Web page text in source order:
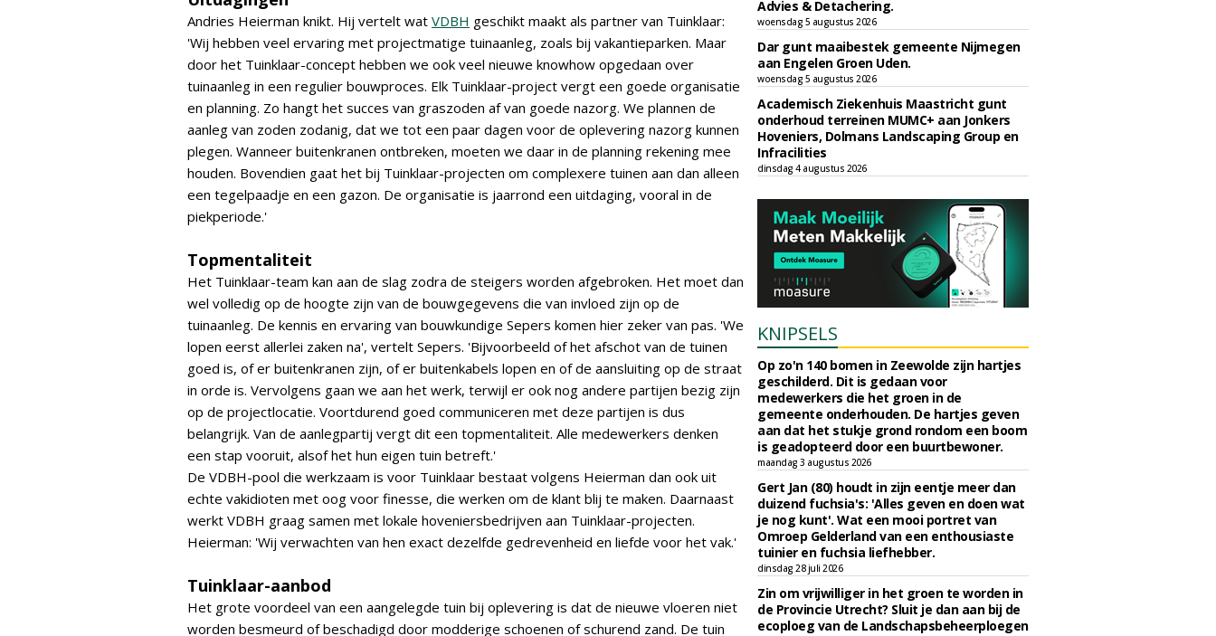
Andries Heierman knikt. Hij vertelt wat VDBH geschikt maakt als partner van Tuinklaar:
'Wij hebben veel ervaring met projectmatige tuinaanleg, zoals bij vakantieparken. Maar
door het Tuinklaar-concept hebben we ook veel nieuwe knowhow opgedaan over
tuinaanleg in een regulier bouwproces. Elk Tuinklaar-project vergt een goede organisatie
en planning. Zo hangt het succes van graszoden af van goede nazorg. We plannen de
aanleg van zoden zodanig, dat we tot een paar dagen voor de oplevering nazorg kunnen
plegen. Wanneer buitenkranen ontbreken, moeten we daar in de planning rekening mee
houden. Bovendien gaat het bij Tuinklaar-projecten om complexere tuinen aan dan alleen
een tegelpaadje en een gazon. De organisatie is jaarrond een uitdaging, vooral in de
piekperiode.'
Topmentaliteit
Het Tuinklaar-team kan aan de slag zodra de steigers worden afgebroken. Het moet dan
wel volledig op de hoogte zijn van de bouwgegevens die van invloed zijn op de
tuinaanleg. De kennis en ervaring van bouwkundige Sepers komen hier zeker van pas. 'We
lopen eerst allerlei zaken na', vertelt Sepers. 'Bijvoorbeeld of het afschot van de tuinen
goed is, of er buitenkranen zijn, of er buitenkabels lopen en of de aansluiting op de straat
in orde is. Vervolgens gaan we aan het werk, terwijl er ook nog andere partijen bezig zijn
op de projectlocatie. Voortdurend goed communiceren met deze partijen is dus
belangrijk. Van de aanlegpartij vergt dit een topmentaliteit. Alle medewerkers denken
een stap vooruit, alsof het hun eigen tuin betreft.'
De VDBH-pool die werkzaam is voor Tuinklaar bestaat volgens Heierman dan ook uit
echte vakidioten met oog voor finesse, die werken om de klant blij te maken. Daarnaast
werkt VDBH graag samen met lokale hoveniersbedrijven aan Tuinklaar-projecten.
Heierman: 'Wij verwachten van hen exact dezelfde gedrevenheid en liefde voor het vak.'
Tuinklaar-aanbod
Het grote voordeel van een aangelegde tuin bij oplevering is dat de nieuwe vloeren niet
worden besmeurd of beschadigd door modderige schoenen of schurend zand. De tuin
Advies & Detachering.
woensdag 5 augustus 2026
Dar gunt maaibestek gemeente Nijmegen
aan Engelen Groen Uden.
woensdag 5 augustus 2026
Academisch Ziekenhuis Maastricht gunt
onderhoud terreinen MUMC+ aan Jonkers
Hoveniers, Dolmans Landscaping Group en
Infracilities
dinsdag 4 augustus 2026
KNIPSELS
Op zo'n 140 bomen in Zeewolde zijn hartjes
geschilderd. Dit is gedaan voor
medewerkers die het groen in de
gemeente onderhouden. De hartjes geven
aan dat het stukje grond rondom een boom
is geadopteerd door een buurtbewoner.
maandag 3 augustus 2026
Gert Jan (80) houdt in zijn eentje meer dan
duizend fuchsia's: 'Alles geven en doen wat
je nog kunt'. Wat een mooi portret van
Omroep Gelderland van een enthousiaste
tuinier en fuchsia liefhebber.
dinsdag 28 juli 2026
Zin om vrijwilliger in het groen te worden in
de Provincie Utrecht? Sluit je dan aan bij de
ecoploeg van de Landschapsbeheerploegen